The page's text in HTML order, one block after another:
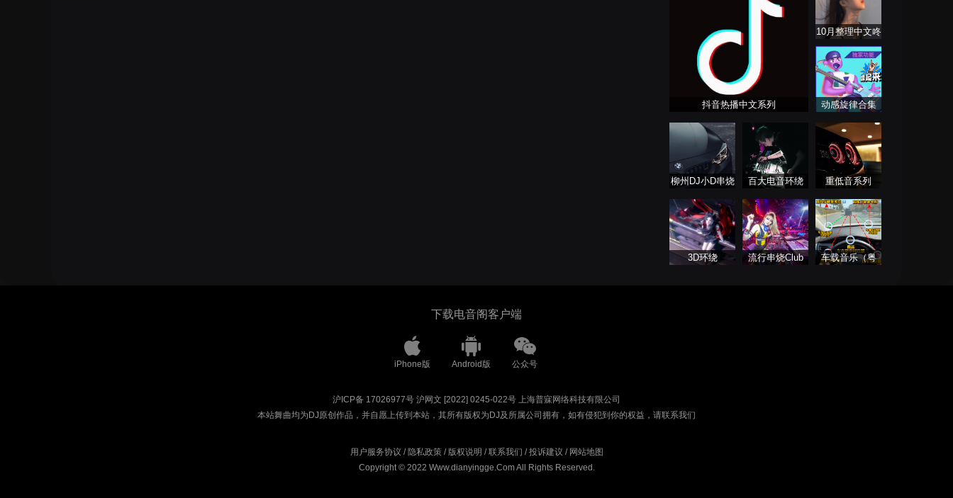
抖音热播中文系列
10月整理中文咚
鼓 ProgHouse
动感旋律合集
柳州DJ小D串烧
百大电音环绕
重低音系列
3D环绕 流行串烧Club
车载音乐（粤
下载电音阁客户端
iPhone版 Android版 公众号
沪ICP备 17026977号 沪网文 [2022] 0245-022号 上海普寐网络科技有限公司
本站舞曲均为DJ原创作品，并自愿上传到本站，其所有版权为DJ及所属公司拥有，如有侵犯到你的权益，请联系我们
用户服务协议 / 隐私政策/ 版权说明 /联系我们 /投诉建议 / 网站地图
Copyright © 2022 Www.dianyingge.Com All Rights Reserved.